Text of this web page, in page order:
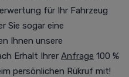
für Ihr Fahrzeug
Sie sogar eine
Ihnen unsere
Erhalt Ihrer Anfrage 100 %
persönlichen Rükruf mit!